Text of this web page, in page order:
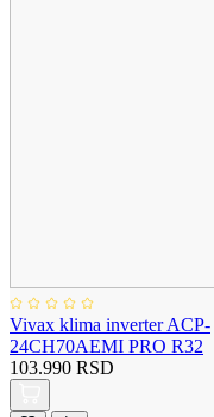
Vivax klima inverter ACP-
24CH70AEMI PRO R32
103.990 RSD